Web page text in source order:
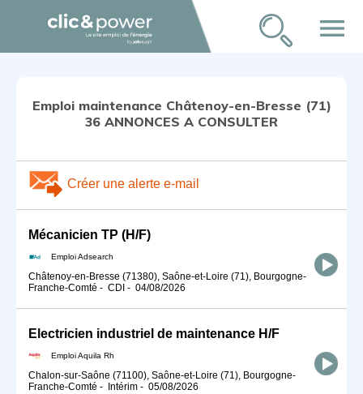
menu
Emploi maintenance Châtenoy-en-Bresse (71)
36 ANNONCES A CONSULTER
Créer une alerte e-mail
Mécanicien TP (H/F)
Emploi Adsearch
Châtenoy-en-Bresse (71380), Saône-et-Loire (71), Bourgogne-
Franche-Comté - CDI - 04/08/2026
Electricien industriel de maintenance H/F
Emploi Aquila Rh
Chalon-sur-Saône (71100), Saône-et-Loire (71), Bourgogne-
Franche-Comté - Intérim - 05/08/2026